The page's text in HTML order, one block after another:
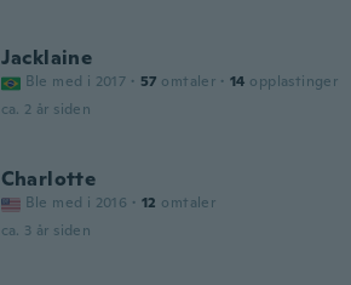
Jacklaine
Ble med i 2017 · 57 omtaler · 14 opplastinger
ca. 2 år siden
Charlotte
Ble med i 2016 · 12 omtaler
ca. 3 år siden